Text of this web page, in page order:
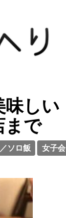
味しい
まで
ソロ飯
女子会